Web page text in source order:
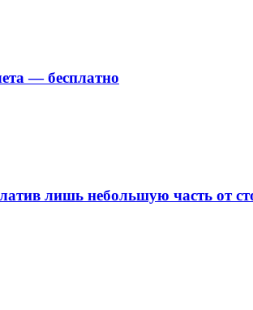
— бесплатно
лишь небольшую часть от